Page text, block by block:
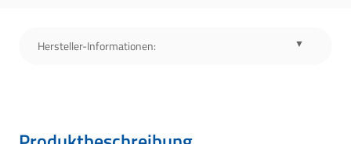
Hersteller-Informationen: